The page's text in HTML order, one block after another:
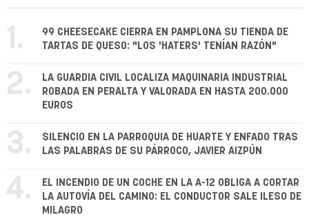
1.
99 CHEESECAKE CIERRA EN PAMPLONA SU TIENDA DE
TARTAS DE QUESO: "LOS 'HATERS' TENÍAN RAZÓN"
2.
LA GUARDIA CIVIL LOCALIZA MAQUINARIA INDUSTRIAL
ROBADA EN PERALTA Y VALORADA EN HASTA 200.000
EUROS
3.
SILENCIO EN LA PARROQUIA DE HUARTE Y ENFADO TRAS
LAS PALABRAS DE SU PÁRROCO, JAVIER AIZPÚN
4.
EL INCENDIO DE UN COCHE EN LA A-12 OBLIGA A CORTAR
LA AUTOVÍA DEL CAMINO: EL CONDUCTOR SALE ILESO DE
MILAGRO